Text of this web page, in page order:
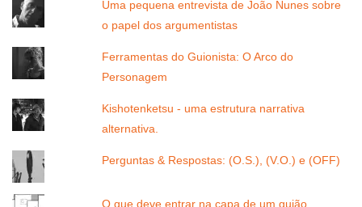
Uma pequena entrevista de João Nunes sobre
o papel dos argumentistas
Ferramentas do Guionista: O Arco do
Personagem
Kishotenketsu - uma estrutura narrativa
alternativa.
Perguntas & Respostas: (O.S.), (V.O.) e (OFF)
O que deve entrar na capa de um guião